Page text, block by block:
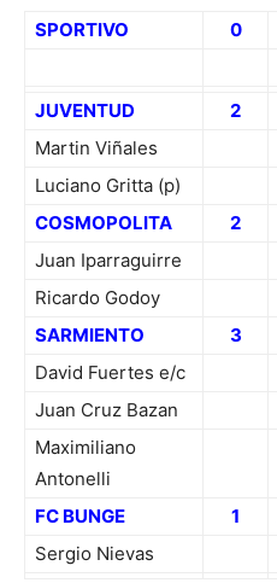
SPORTIVO 0
JUVENTUD
2
Martin Viñales
Luciano Gritta (p)
COSMOPOLITA
2
Juan Iparraguirre
Ricardo Godoy
SARMIENTO
3
David Fuertes e/c
Juan Cruz Bazan
Maximiliano
Antonelli
FC BUNGE
1
Sergio Nievas